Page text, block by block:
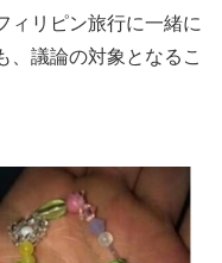
ィリピン旅行に一緒に
、議論の対象となるこ